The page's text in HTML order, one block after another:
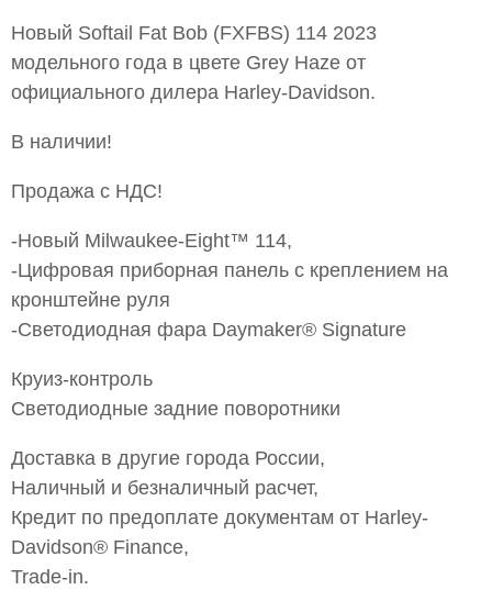
Новый Softail Fat Bob (FXFBS) 114 2023
модельного года в цвете Grey Haze от
официального дилера Harley-Davidson.
В наличии!
Продажа с НДС!
-Новый Milwaukee-Eight™ 114,
-Цифровая приборная панель с креплением на
кронштейне руля
-Светодиодная фара Daymaker® Signature
Круиз-контроль
Светодиодные задние поворотники
Доставка в другие города России,
Наличный и безналичный расчет,
Кредит по предоплате документам от Harley-
Davidson® Finance,
Trade-in.